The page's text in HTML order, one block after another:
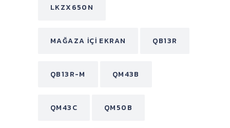
LKZX650N
MAĞAZA İÇI EKRAN QB13R
QB13R-M QM43B
QM43C QM50B